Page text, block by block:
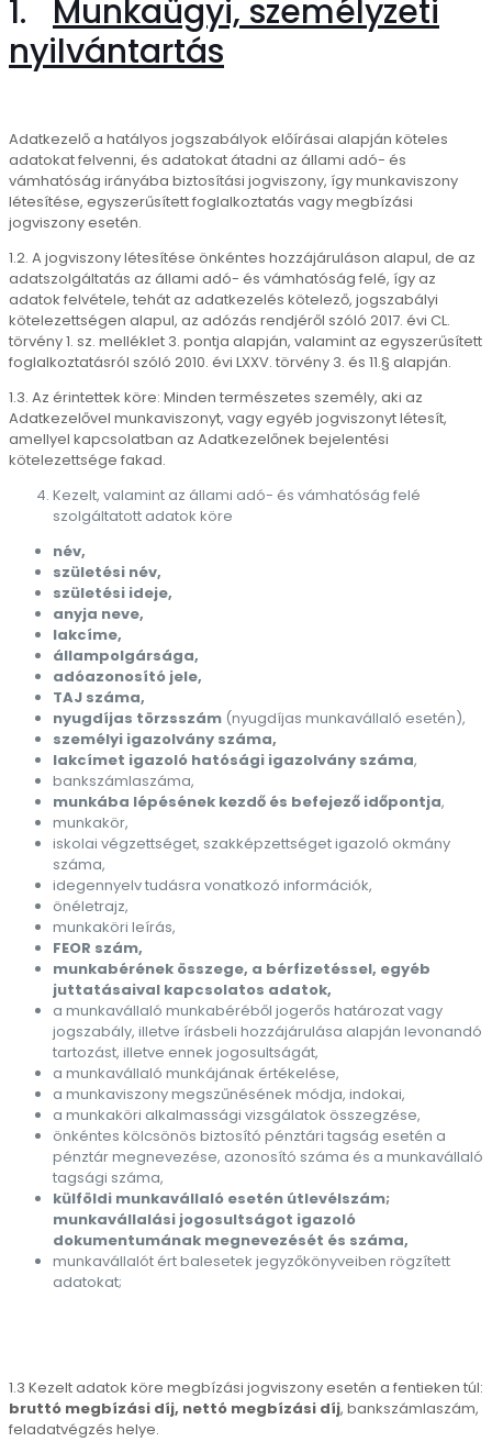
1. Munkaügyi, személyzeti
nyilvántartás
Adatkezelő a hatályos jogszabályok előírásai alapján köteles
adatokat felvenni, és adatokat átadni az állami adó- és
vámhatóság irányába biztosítási jogviszony, így munkaviszony
létesítése, egyszerűsített foglalkoztatás vagy megbízási
jogviszony esetén.
1.2. A jogviszony létesítése önkéntes hozzájáruláson alapul, de az
adatszolgáltatás az állami adó- és vámhatóság felé, így az
adatok felvétele, tehát az adatkezelés kötelező, jogszabályi
kötelezettségen alapul, az adózás rendjéről szóló 2017. évi CL.
törvény 1. sz. melléklet 3. pontja alapján, valamint az egyszerűsített
foglalkoztatásról szóló 2010. évi LXXV. törvény 3. és 11.§ alapján.
1.3. Az érintettek köre: Minden természetes személy, aki az
Adatkezelővel munkaviszonyt, vagy egyéb jogviszonyt létesít,
amellyel kapcsolatban az Adatkezelőnek bejelentési
kötelezettsége fakad.
Kezelt, valamint az állami adó- és vámhatóság felé
szolgáltatott adatok köre
név,
születési név,
születési ideje,
anyja neve,
lakcíme,
állampolgársága,
adóazonosító jele,
TAJ száma,
nyugdíjas törzsszám (nyugdíjas munkavállaló esetén),
személyi igazolvány száma,
lakcímet igazoló hatósági igazolvány száma,
bankszámlaszáma,
munkába lépésének kezdő és befejező időpontja,
munkakör,
iskolai végzettséget, szakképzettséget igazoló okmány
száma,
idegennyelv tudásra vonatkozó információk,
önéletrajz,
munkaköri leírás,
FEOR szám,
munkabérének összege, a bérfizetéssel, egyéb
juttatásaival kapcsolatos adatok,
a munkavállaló munkabéréből jogerős határozat vagy
jogszabály, illetve írásbeli hozzájárulása alapján levonandó
tartozást, illetve ennek jogosultságát,
a munkavállaló munkájának értékelése,
a munkaviszony megszűnésének módja, indokai,
a munkaköri alkalmassági vizsgálatok összegzése,
önkéntes kölcsönös biztosító pénztári tagság esetén a
pénztár megnevezése, azonosító száma és a munkavállaló
tagsági száma,
külföldi munkavállaló esetén útlevélszám;
munkavállalási jogosultságot igazoló
dokumentumának megnevezését és száma,
munkavállalót ért balesetek jegyzőkönyveiben rögzített
adatokat;
1.3 Kezelt adatok köre megbízási jogviszony esetén a fentieken túl:
bruttó megbízási díj, nettó megbízási díj, bankszámlaszám,
feladatvégzés helye.